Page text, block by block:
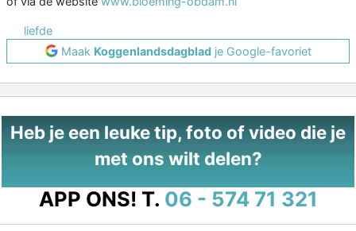
liefde
Maak Koggenlandsdagbladje Google-favoriet
Heb je een leuke tip, foto of video die je
met ons wilt delen?
APP ONS! T. 06 - 574 71 321